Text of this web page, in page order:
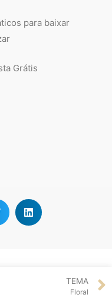
para baixar
Grátis
TEMA
Floral